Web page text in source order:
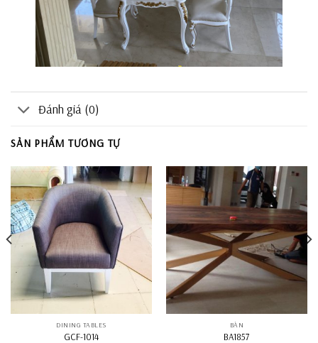
Đánh giá (0)
SẢN PHẨM TƯƠNG TỰ
DINING TABLES
GCF-1014
BÀN
BA1857